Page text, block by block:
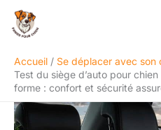
Aller
Accueil
Se déplacer avec son
Test du siège d’auto pour
forme : confort et sécurité
Rechercher